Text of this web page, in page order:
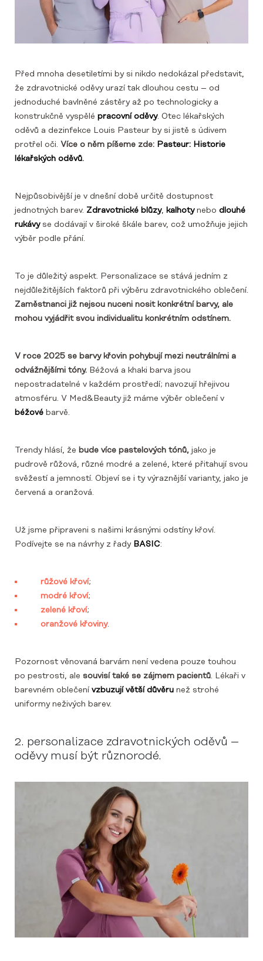
Před mnoha desetiletími by si nikdo nedokázal představit,
že zdravotnické oděvy urazí tak dlouhou cestu – od
jednoduché bavlněné zástěry až po technologicky a
konstrukčně vyspělé pracovní oděvy. Otec lékařských
oděvů a dezinfekce Louis Pasteur by si jistě s údivem
protřel oči. Více o něm píšeme zde: Pasteur: Historie
lékařských oděvů.
Nejpůsobivější je v dnešní době určitě dostupnost
jednotných barev. Zdravotnické blůzy, kalhotynebo dlouhé
rukávyse dodávají v široké škále barev, což umožňuje jejich
výběr podle přání.
To je důležitý aspekt. Personalizace se stává jedním z
nejdůležitějších faktorů při výběru zdravotnického oblečení.
Zaměstnanci již nejsou nuceni nosit konkrétní barvy, ale
mohou vyjádřit svou individualitu konkrétním odstínem.
V roce 2025 se barvy křovin pohybují mezi neutrálními a
odvážnějšími tóny. Béžová a khaki barva jsou
nepostradatelné v každém prostředí; navozují hřejivou
atmosféru. V Med&Beauty již máme výběr oblečení v
béžové barvě.
Trendy hlásí, že bude více pastelových tónů, jako je
pudrově růžová, různé modré a zelené, které přitahují svou
svěžestí a jemností. Objeví se i ty výraznější varianty, jako je
červená a oranžová.
Už jsme připraveni s našimi krásnými odstíny křoví.
Podívejte se na návrhy z řady BASIC:
růžové křoví;
modré křoví;
zelené křoví;
oranžové křoviny.
Pozornost věnovaná barvám není vedena pouze touhou
po pestrosti, ale souvisí také se zájmem pacientů. Lékaři v
barevném oblečení vzbuzují větší důvěru než strohé
uniformy neživých barev.
2. personalizace zdravotnických oděvů –
oděvy musí být různorodé.